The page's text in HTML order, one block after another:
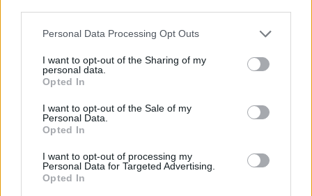
Personal Data Processing Opt Outs
I want to opt-out of the Sharing of my
personal data.
Opted In
I want to opt-out of the Sale of my
Personal Data.
Opted In
I want to opt-out of processing my
Personal Data for Targeted Advertising.
Opted In
mérföldköve a felülvizsgálat
AJÁNLJUK MÉG